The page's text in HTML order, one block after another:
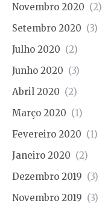
Novembro 2020 (2)
Setembro 2020 (3)
Julho 2020 (2)
Junho 2020 (3)
Abril 2020 (2)
Março 2020 (1)
Fevereiro 2020 (1)
Janeiro 2020 (2)
Dezembro 2019 (3)
Novembro 2019 (3)